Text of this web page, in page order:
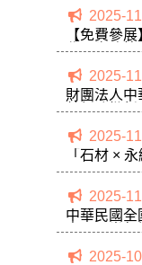
2025-
【免費參
北國際建築
2025-
財團法人
普新政批新
2025-
「石材 ×
2025-
中華民國全
畫」下半年
2025-